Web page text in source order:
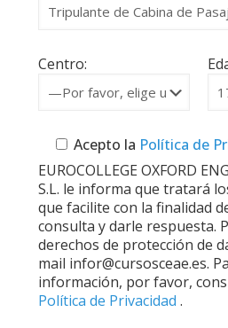
Centro:
Acepto la Política de
EUROCOLLEGE OXFORD
S.L. le informa que tratará
que facilite con la finalidad
consulta y darle respuesta.
derechos de protección de
mail infor@cursosceae.es.
información, por favor,
Política de Privacidad .